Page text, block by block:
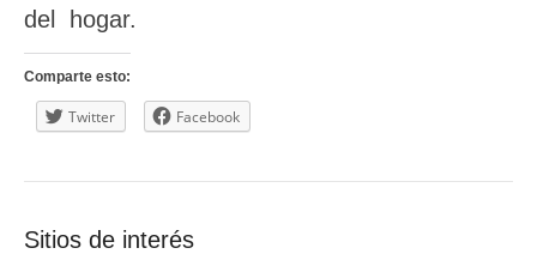
del hogar.
Comparte esto:
Twitter Facebook
Sitios de interés